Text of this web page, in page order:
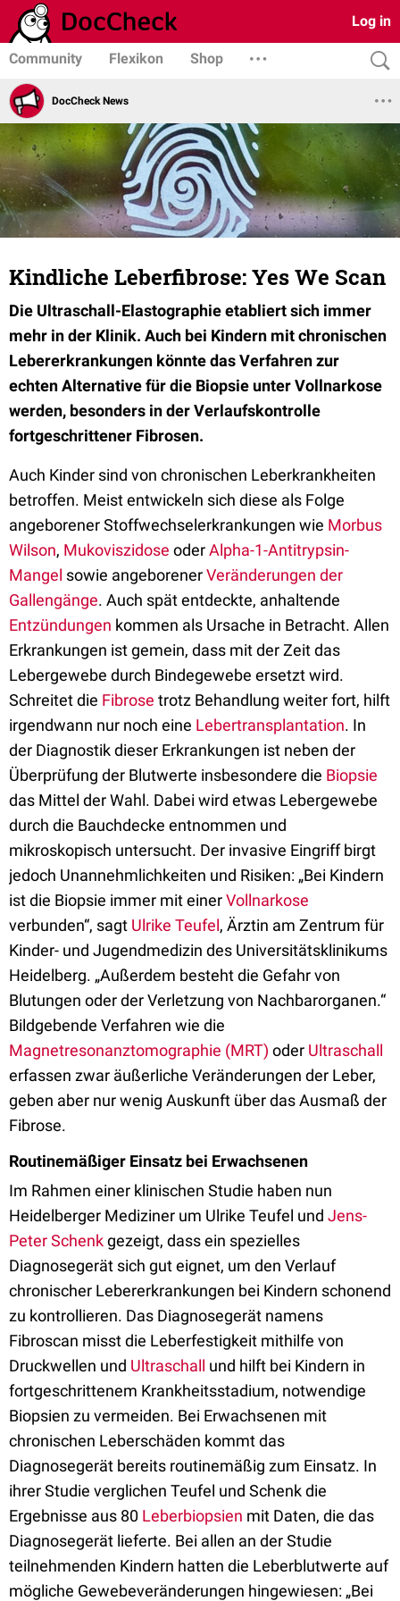
Log in
Community Flexikon Shop
DocCheck News
Kindliche Leberfibrose: Yes We Scan
Die Ultraschall-Elastographie etabliert sich immer
mehr in der Klinik. Auch bei Kindern mit chronischen
Lebererkrankungen könnte das Verfahren zur
echten Alternative für die Biopsie unter Vollnarkose
werden, besonders in der Verlaufskontrolle
fortgeschrittener Fibrosen.
Auch Kinder sind von chronischen Leberkrankheiten
betroffen. Meist entwickeln sich diese als Folge
angeborener Stoffwechselerkrankungen wie Morbus
Wilson, Mukoviszidose oderAlpha-1-Antitrypsin-
Mangel sowie angeborenerVeränderungen der
Gallengänge. Auch spät entdeckte, anhaltende
Entzündungen kommen als Ursache in Betracht. Allen
Erkrankungen ist gemein, dass mit der Zeit das
Lebergewebe durch Bindegewebe ersetzt wird.
Schreitet die Fibrose trotz Behandlung weiter fort, hilft
irgendwann nur noch eine Lebertransplantation. In
der Diagnostik dieser Erkrankungen ist neben der
Überprüfung der Blutwerte insbesondere die Biopsie
das Mittel der Wahl. Dabei wird etwas Lebergewebe
durch die Bauchdecke entnommen und
mikroskopisch untersucht. Der invasive Eingriff birgt
jedoch Unannehmlichkeiten und Risiken: „Bei Kindern
ist die Biopsie immer mit einerVollnarkose
verbunden“, sagt Ulrike Teufel, Ärztin am Zentrum für
Kinder- und Jugendmedizin des Universitätsklinikums
Heidelberg. „Außerdem besteht die Gefahr von
Blutungen oder der Verletzung von Nachbarorganen.“
Bildgebende Verfahren wie die
Magnetresonanztomographie (MRT) oder Ultraschall
erfassen zwar äußerliche Veränderungen der Leber,
geben aber nur wenig Auskunft über das Ausmaß der
Fibrose.
Routinemäßiger Einsatz bei Erwachsenen
Im Rahmen einer klinischen Studie haben nun
Heidelberger Mediziner um Ulrike Teufel und Jens-
Peter Schenkgezeigt, dass ein spezielles
Diagnosegerät sich gut eignet, um den Verlauf
chronischer Lebererkrankungen bei Kindern schonend
zu kontrollieren. Das Diagnosegerät namens
Fibroscan misst die Leberfestigkeit mithilfe von
Druckwellen und Ultraschall und hilft bei Kindern in
fortgeschrittenem Krankheitsstadium, notwendige
Biopsien zu vermeiden. Bei Erwachsenen mit
chronischen Leberschäden kommt das
Diagnosegerät bereits routinemäßig zum Einsatz. In
ihrer Studie verglichen Teufel und Schenk die
Ergebnisse aus 80 Leberbiopsien mit Daten, die das
Diagnosegerät lieferte. Bei allen an der Studie
teilnehmenden Kindern hatten die Leberblutwerte auf
mögliche Gewebeveränderungen hingewiesen: „Bei